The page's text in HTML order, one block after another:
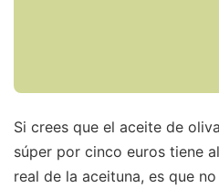
Si crees que el aceite de
súper por cinco euros tiene
real de la aceituna, es que